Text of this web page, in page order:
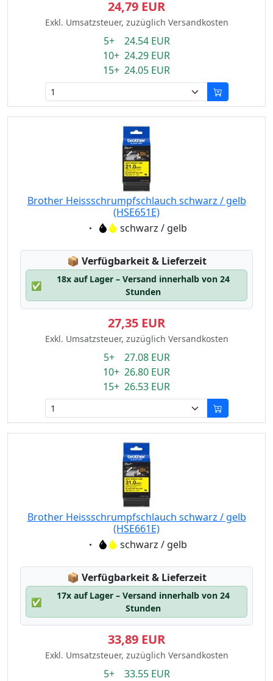
24,79 EUR
Exkl. Umsatzsteuer, zuzüglich Versandkosten
5+ 24.54 EUR
10+ 24.29 EUR
15+ 24.05 EUR
Brother Heissschrumpfschlauch schwarz / gelb
(HSE651E)
Eigenschaft:schwarz / gelb
📦 Lagerstatus:
Verfügbarkeit & Lieferzeit
✅
18x auf Lager – Versand innerhalb von 24
Stunden
27,35 EUR
Exkl. Umsatzsteuer, zuzüglich Versandkosten
5+ 27.08 EUR
10+ 26.80 EUR
15+ 26.53 EUR
Brother Heissschrumpfschlauch schwarz / gelb
(HSE661E)
Eigenschaft:schwarz / gelb
📦 Lagerstatus:
Verfügbarkeit & Lieferzeit
✅
17x auf Lager – Versand innerhalb von 24
Stunden
33,89 EUR
Exkl. Umsatzsteuer, zuzüglich Versandkosten
5+ 33.55 EUR